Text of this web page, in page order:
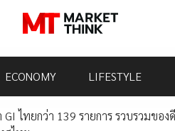
ECONOMY LIFESTYLE